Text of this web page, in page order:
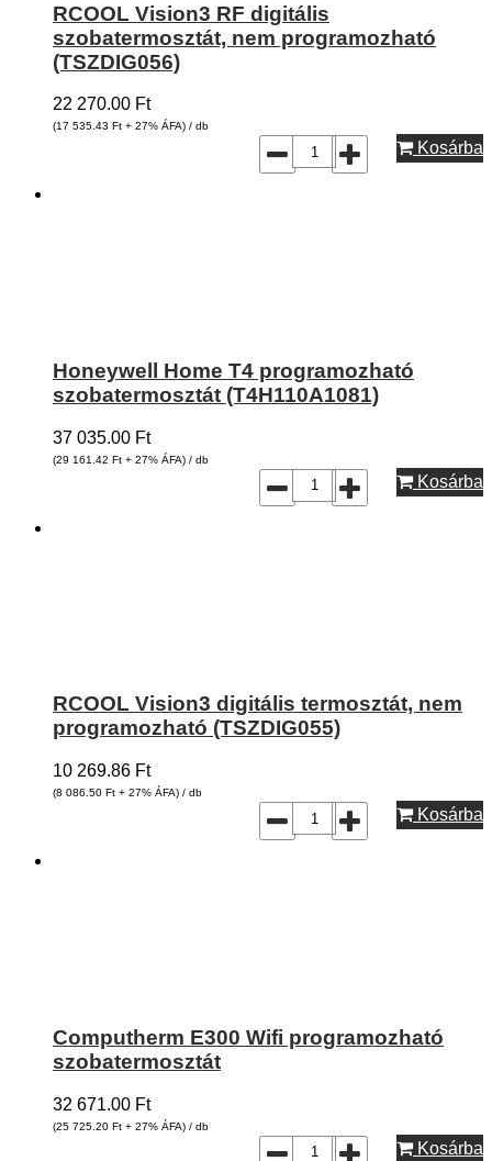
RCOOL Vision3 RF digitális
szobatermosztát, nem programozható
(TSZDIG056)
22 270.00 Ft
(17 535.43 Ft + 27% ÁFA) / db
Kosárba
Honeywell Home T4 programozható
szobatermosztát (T4H110A1081)
37 035.00 Ft
(29 161.42 Ft + 27% ÁFA) / db
Kosárba
RCOOL Vision3 digitális termosztát, nem
programozható (TSZDIG055)
10 269.86 Ft
(8 086.50 Ft + 27% ÁFA) / db
Kosárba
Computherm E300 Wifi programozható
szobatermosztát
32 671.00 Ft
(25 725.20 Ft + 27% ÁFA) / db
Kosárba